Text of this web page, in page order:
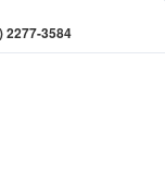
2277-3584